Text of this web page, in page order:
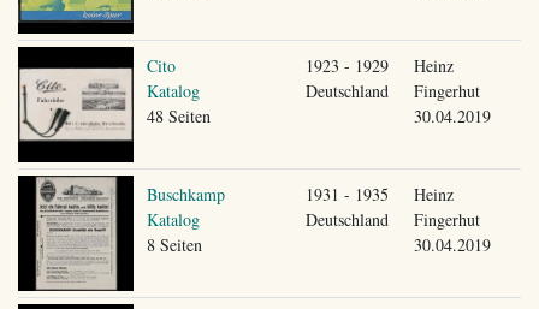
Cito
Katalog
48 Seiten
1923 - 1929
Deutschland
Heinz
Fingerhut
30.04.2019
Buschkamp
Katalog
8 Seiten
1931 - 1935
Deutschland
Heinz
Fingerhut
30.04.2019